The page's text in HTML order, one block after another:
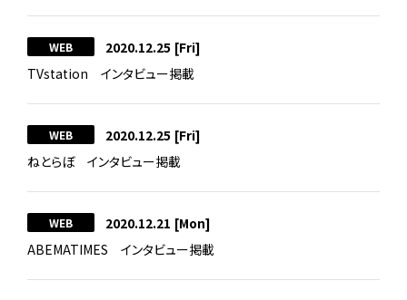
WEB 2020.12.25 [Fri]
TVstation インタビュー掲載
WEB 2020.12.25 [Fri]
ねとらぼ インタビュー掲載
WEB 2020.12.21 [Mon]
ABEMATIMES インタビュー掲載